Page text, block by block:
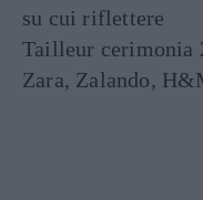
su cui riflettere
Tailleur cerimonia
Zara, Zalando,